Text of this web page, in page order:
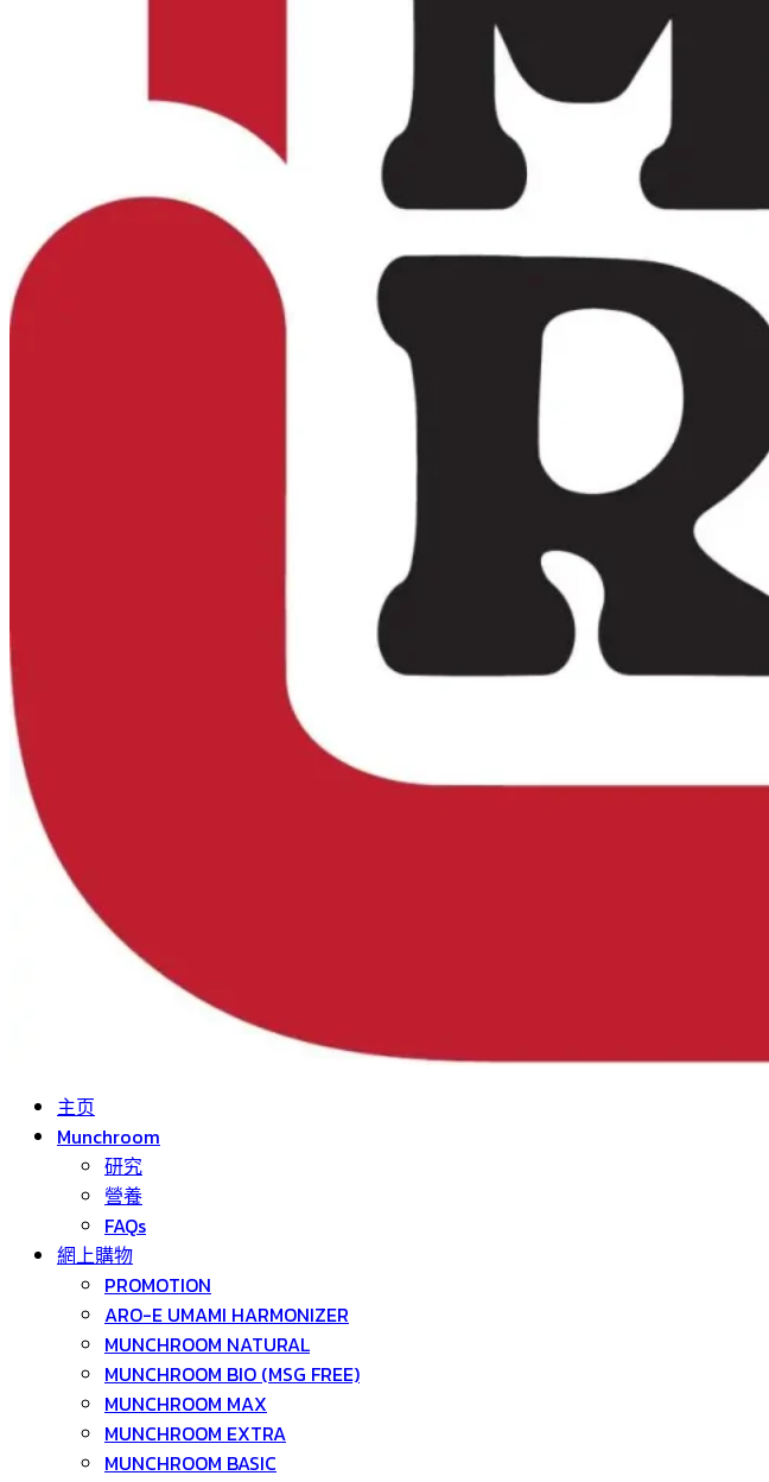
主页
Munchroom
研究
營養
FAQs
網上購物
PROMOTION
ARO-E UMAMI HARMONIZER
MUNCHROOM NATURAL
MUNCHROOM BIO (MSG FREE)
MUNCHROOM MAX
MUNCHROOM EXTRA
MUNCHROOM BASIC